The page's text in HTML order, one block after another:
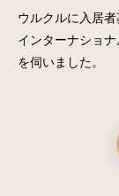
ウルクルに入居
インターナショ
を伺いました。